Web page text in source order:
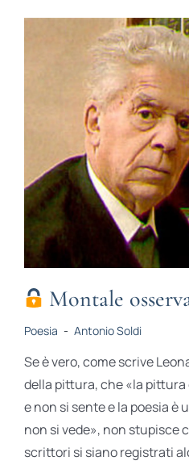
Montale
Poesia - Antonio Soldi
Se è vero, come scrive
della pittura, che «la pittura
e non si sente e la poesia è
non si vede», non stupisce
scrittori si siano registrati